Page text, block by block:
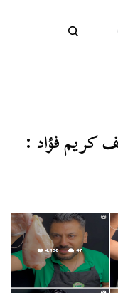
كريم فؤاد :